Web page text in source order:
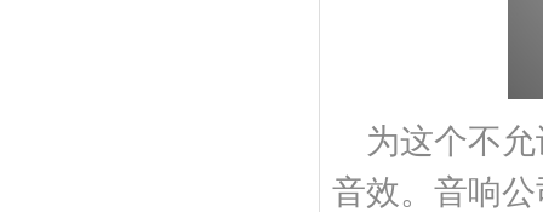
为这个不
音效。音响